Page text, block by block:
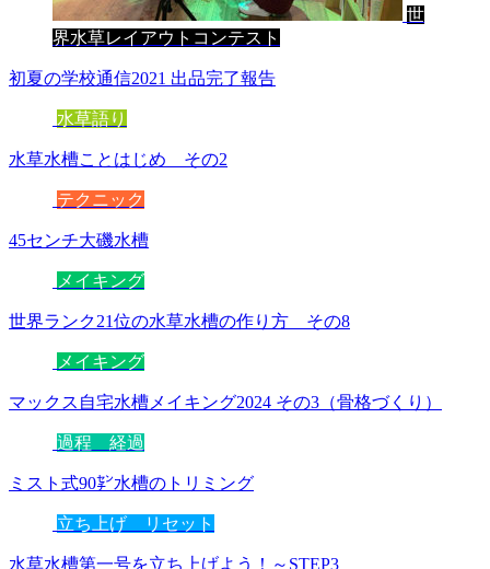
世
界水草レイアウトコンテスト
初夏の学校通信2021 出品完了報告
水草語り
水草水槽ことはじめ その2
テクニック
45センチ大磯水槽
メイキング
世界ランク21位の水草水槽の作り方 その8
メイキング
マックス自宅水槽メイキング2024 その3（骨格づくり）
過程 経過
ミスト式90㌢水槽のトリミング
立ち上げ リセット
水草水槽第一号を立ち上げよう！～STEP3